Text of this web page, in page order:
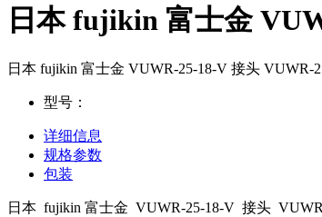
日本 fujikin 富士金
日本 fujikin 富士金 VUWR-25-18-V 接头
型号：
详细信息
规格参数
包装
日本 fujikin 富士金 VUWR-25-18-V 接头